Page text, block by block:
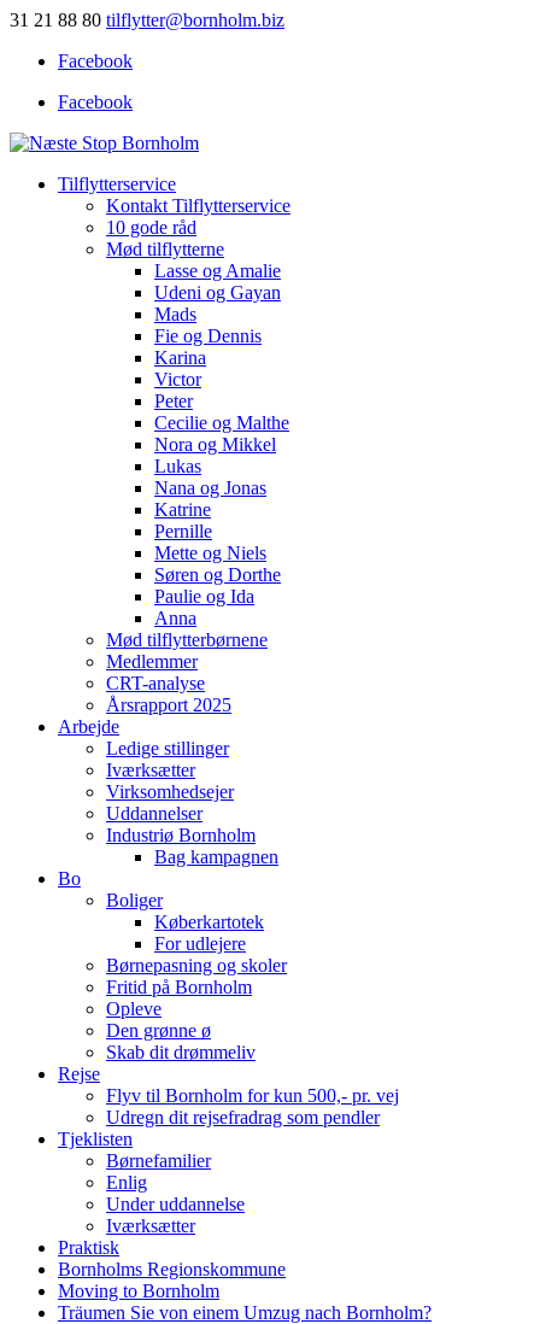
31 21 88 80 tilflytter@bornholm.biz
Facebook
Facebook
Tilflytterservice
Kontakt Tilflytterservice
10 gode råd
Mød tilflytterne
Lasse og Amalie
Udeni og Gayan
Mads
Fie og Dennis
Karina
Victor
Peter
Cecilie og Malthe
Nora og Mikkel
Lukas
Nana og Jonas
Katrine
Pernille
Mette og Niels
Søren og Dorthe
Paulie og Ida
Anna
Mød tilflytterbørnene
Medlemmer
CRT-analyse
Årsrapport 2025
Arbejde
Ledige stillinger
Iværksætter
Virksomhedsejer
Uddannelser
Industriø Bornholm
Bag kampagnen
Bo
Boliger
Køberkartotek
For udlejere
Børnepasning og skoler
Fritid på Bornholm
Opleve
Den grønne ø
Skab dit drømmeliv
Rejse
Flyv til Bornholm for kun 500,- pr. vej
Udregn dit rejsefradrag som pendler
Tjeklisten
Børnefamilier
Enlig
Under uddannelse
Iværksætter
Praktisk
Bornholms Regionskommune
Moving to Bornholm
Träumen Sie von einem Umzug nach Bornholm?